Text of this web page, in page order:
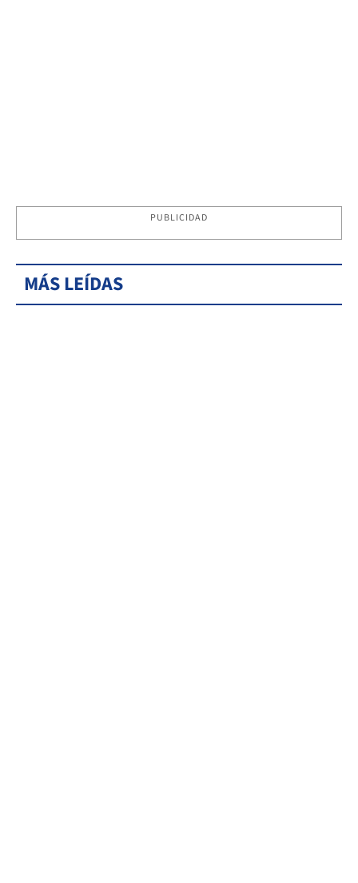
PUBLICIDAD
MÁS LEÍDAS